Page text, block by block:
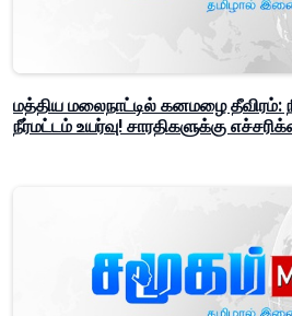
மத்திய மலைநாட்டில் கனமழை தீவிரம்:
நீர்மட்டம் உயர்வு! சாரதிகளுக்கு